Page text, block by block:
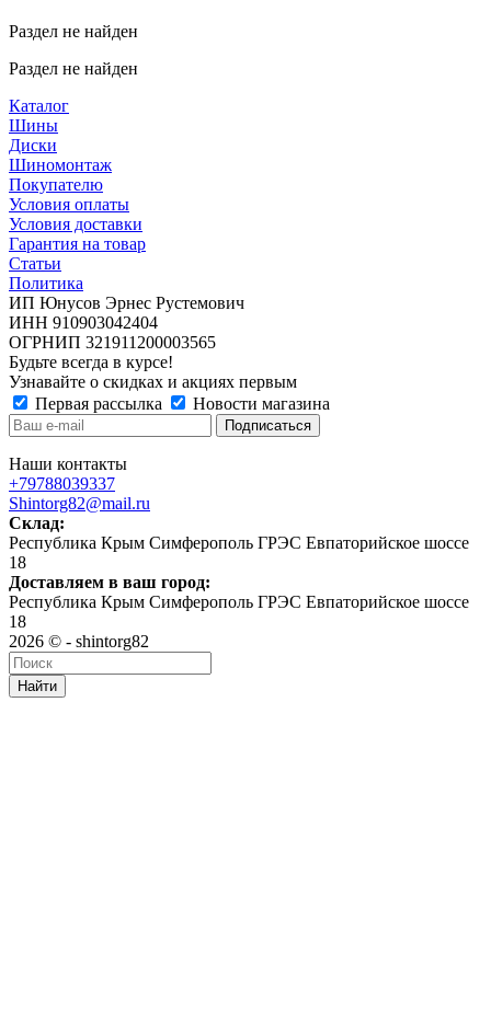
Раздел не найден
Раздел не найден
Каталог
Шины
Диски
Шиномонтаж
Покупателю
Условия оплаты
Условия доставки
Гарантия на товар
Статьи
Политика
ИП Юнусов Эрнес Рустемович
ИНН 910903042404
ОГРНИП 321911200003565
Будьте всегда в курсе!
Узнавайте о скидках и акциях первым
Первая рассылка
Новости магазина
Наши контакты
+79788039337
Shintorg82@mail.ru
Склад:
Республика Крым Симферополь ГРЭС Евпаторийское шоссе
18
Доставляем в ваш город:
Республика Крым Симферополь ГРЭС Евпаторийское шоссе
18
2026 © - shintorg82
Найти